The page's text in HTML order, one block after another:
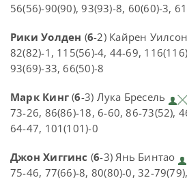
56(56)-90(90), 93(93)-8, 60(60)-3,
Рики Уолден (6-2) Кайрен Уилсон
82(82)-1, 115(56)-4, 44-69,
93(69)-33, 66(50)-8
Марк Кинг (6-3) Лука Бресель
73-26, 86(86)-18, 6-60, 86-73(52),
64-47, 101(101)-0
Джон Хиггинс (6-3) Янь Бинтао
75-46, 77(66)-8, 80(80)-0, 32-